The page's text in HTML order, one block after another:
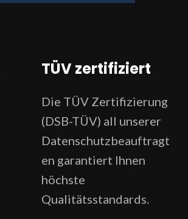
TÜV zertifiziert
Die TÜV Zertifizierung
(DSB-TÜV) all unserer
Datenschutzbeauftragt
en garantiert Ihnen
höchste
Qualitätsstandards.